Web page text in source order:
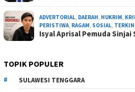
ADVERTORIAL, DAERAH, HUKRIM,
PERISTIWA, RAGAM, SOSIAL,
Isyal Aprisal Pemuda
TOPIK POPULER
SULAWESI TENGGARA